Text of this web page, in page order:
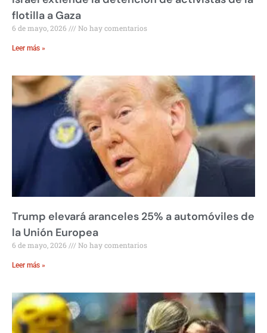
flotilla a Gaza
6 de mayo, 2026 No hay comentarios
Leer más »
Trump elevará aranceles 25% a automóviles de
la Unión Europea
6 de mayo, 2026 No hay comentarios
Leer más »